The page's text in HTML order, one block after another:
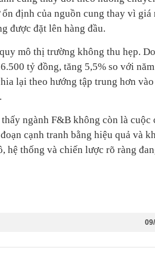
định của nguồn cung thay vì giá
được đặt lên hàng đầu.
mô thị trường không thu hẹp.
tỷ đồng, tăng 5,5% so với
lại theo hướng tập trung hơn
ngành F&B không còn là cuộc
cạnh tranh bằng hiệu quả và
hệ thống và chiến lược rõ ràng